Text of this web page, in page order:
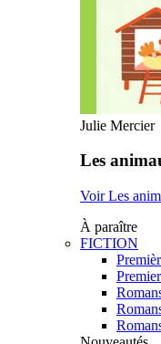
Julie Mercier
Les
Voir Les
À paraître
FICTION